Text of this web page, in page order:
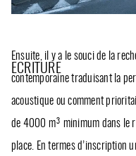
ECRITURE
Ensuite, il y a le souci de la
contemporaine traduisant la
acoustique ou comment
de 4000 m³ minimum dans le
place. En termes d’inscription